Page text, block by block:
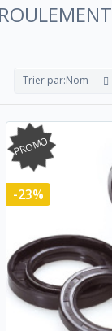
Trier par:Nom
PROMO
-23%